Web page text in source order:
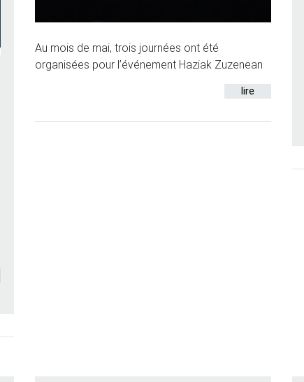
Au mois de mai, trois journées ont été
organisées pour l’événement Haziak Zuzenean
lire